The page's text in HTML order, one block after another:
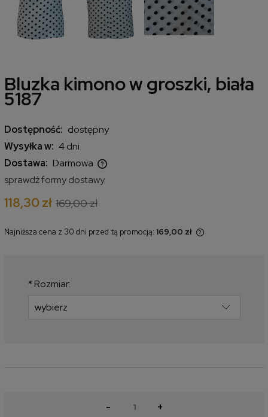
Bluzka kimono w groszki, biała
5187
Dostępność: dostępny
Wysyłka w: 4 dni
Dostawa: Darmowa
Cena nie zawiera ewentualnych kosztów płatności
sprawdź formy dostawy
118,30 zł 169,00 zł
Najniższa cena z 30 dni przed tą promocją: 169,00 zł
* Rozmiar:
- +